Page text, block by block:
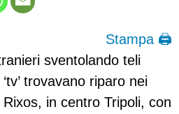
Stampa 🖨
sventolando teli
trovavano riparo nei
Rixos, in centro Tripoli, con